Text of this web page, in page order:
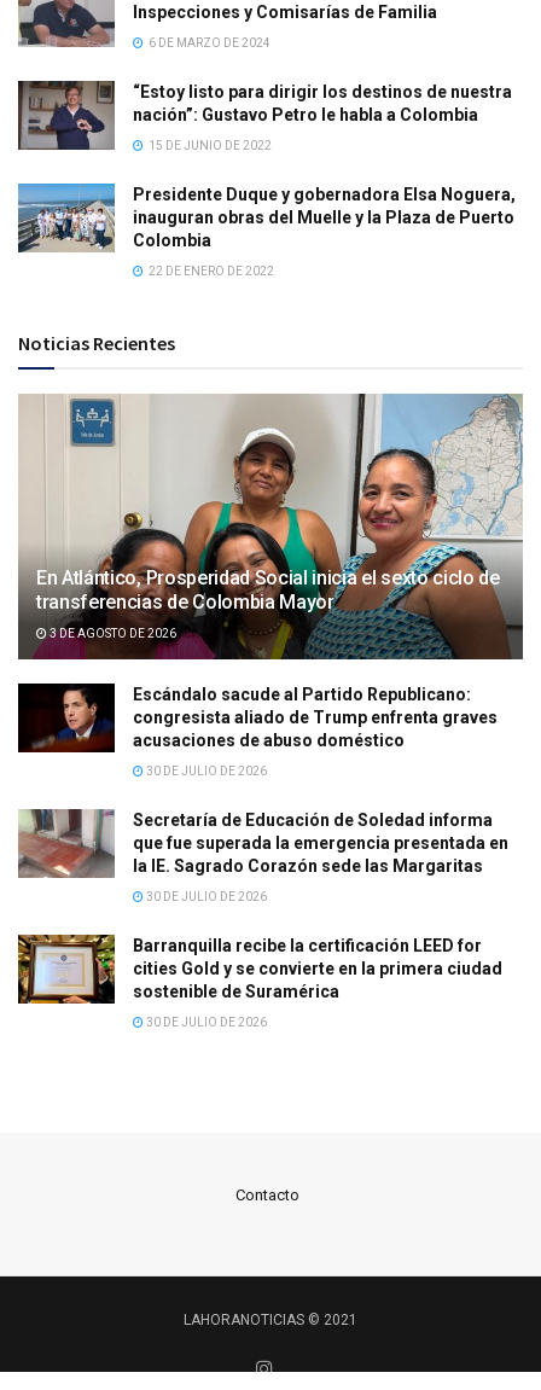
Inspecciones y Comisarías de Familia
6 DE MARZO DE 2024
“Estoy listo para dirigir los destinos de nuestra
nación”: Gustavo Petro le habla a Colombia
15 DE JUNIO DE 2022
Presidente Duque y gobernadora Elsa Noguera,
inauguran obras del Muelle y la Plaza de Puerto
Colombia
22 DE ENERO DE 2022
Noticias Recientes
En Atlántico, Prosperidad Social inicia el sexto ciclo de
transferencias de Colombia Mayor
3 DE AGOSTO DE 2026
Escándalo sacude al Partido Republicano:
congresista aliado de Trump enfrenta graves
acusaciones de abuso doméstico
30 DE JULIO DE 2026
Secretaría de Educación de Soledad informa
que fue superada la emergencia presentada en
la IE. Sagrado Corazón sede las Margaritas
30 DE JULIO DE 2026
Barranquilla recibe la certificación LEED for
cities Gold y se convierte en la primera ciudad
sostenible de Suramérica
30 DE JULIO DE 2026
Contacto
LAHORANOTICIAS © 2021